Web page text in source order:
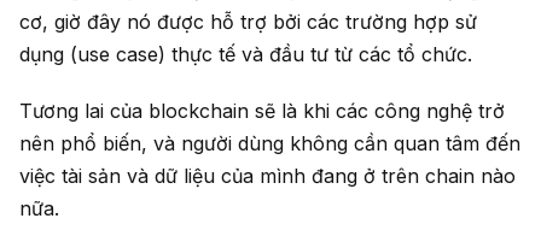
cơ, giờ đây nó được hỗ trợ bởi các trường hợp sử
dụng (use case) thực tế và đầu tư từ các tổ chức.
Tương lai của blockchain sẽ là khi các công nghệ trở
nên phổ biến, và người dùng không cần quan tâm đến
việc tài sản và dữ liệu của mình đang ở trên chain nào
nữa.